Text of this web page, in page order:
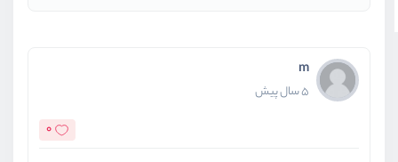
m
5 سال پیش
0